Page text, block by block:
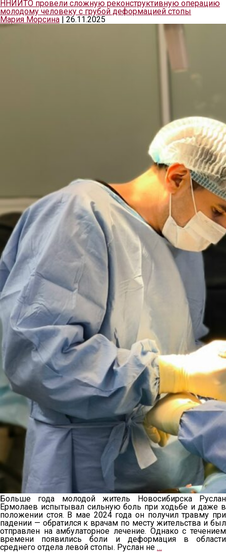
ННИИТО провели сложную реконструктивную операцию
молодому человеку с грубой деформацией стопы
Мария Морсина
26.11.2025
Больше года молодой житель Новосибирска Руслан
Ермолаев испытывал сильную боль при ходьбе и даже в
положении стоя. В мае 2024 года он получил травму при
падении — обратился к врачам по месту жительства и был
отправлен на амбулаторное лечение. Однако с течением
времени появились боли и деформация в области
среднего отдела левой стопы. Руслан не …